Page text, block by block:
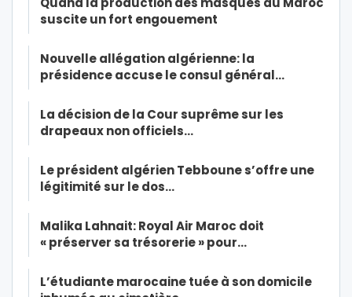
suscite un fort engouement
Nouvelle allégation algérienne: la
présidence accuse le consul général…
La décision de la Cour suprême sur les
drapeaux non officiels…
Le président algérien Tebboune s’offre une
légitimité sur le dos…
Malika Lahnait: Royal Air Maroc doit
« préserver sa trésorerie » pour…
L’étudiante marocaine tuée à son domicile